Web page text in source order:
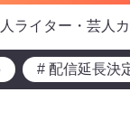
ライター・芸人
# 配信延長決